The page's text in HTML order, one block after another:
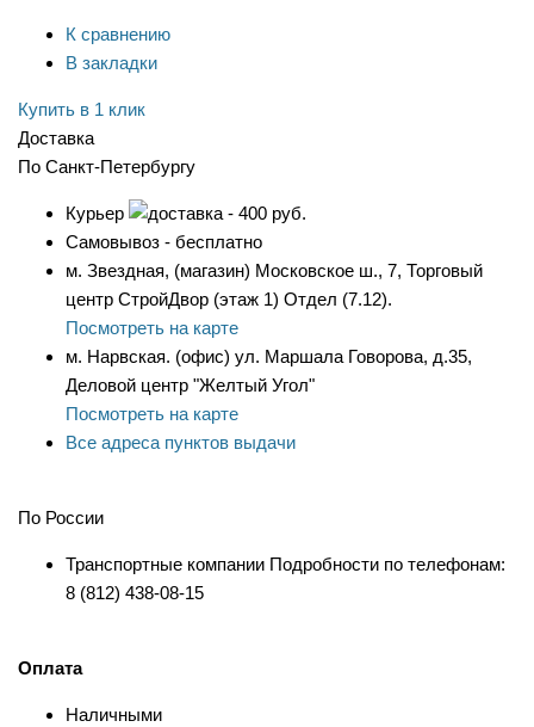
К сравнению
В закладки
Купить в 1 клик
Доставка
По Санкт-Петербургу
Курьер
- 400 руб.
Самовывоз - бесплатно
м. Звездная, (магазин) Московское ш., 7, Торговый
центр СтройДвор (этаж 1) Отдел (7.12).
Посмотреть на карте
м. Нарвская. (офис) ул. Маршала Говорова, д.35,
Деловой центр "Желтый Угол"
Посмотреть на карте
Все адреса пунктов выдачи
По России
Транспортные компании Подробности по телефонам:
8 (812) 438-08-15
Оплата
Наличными